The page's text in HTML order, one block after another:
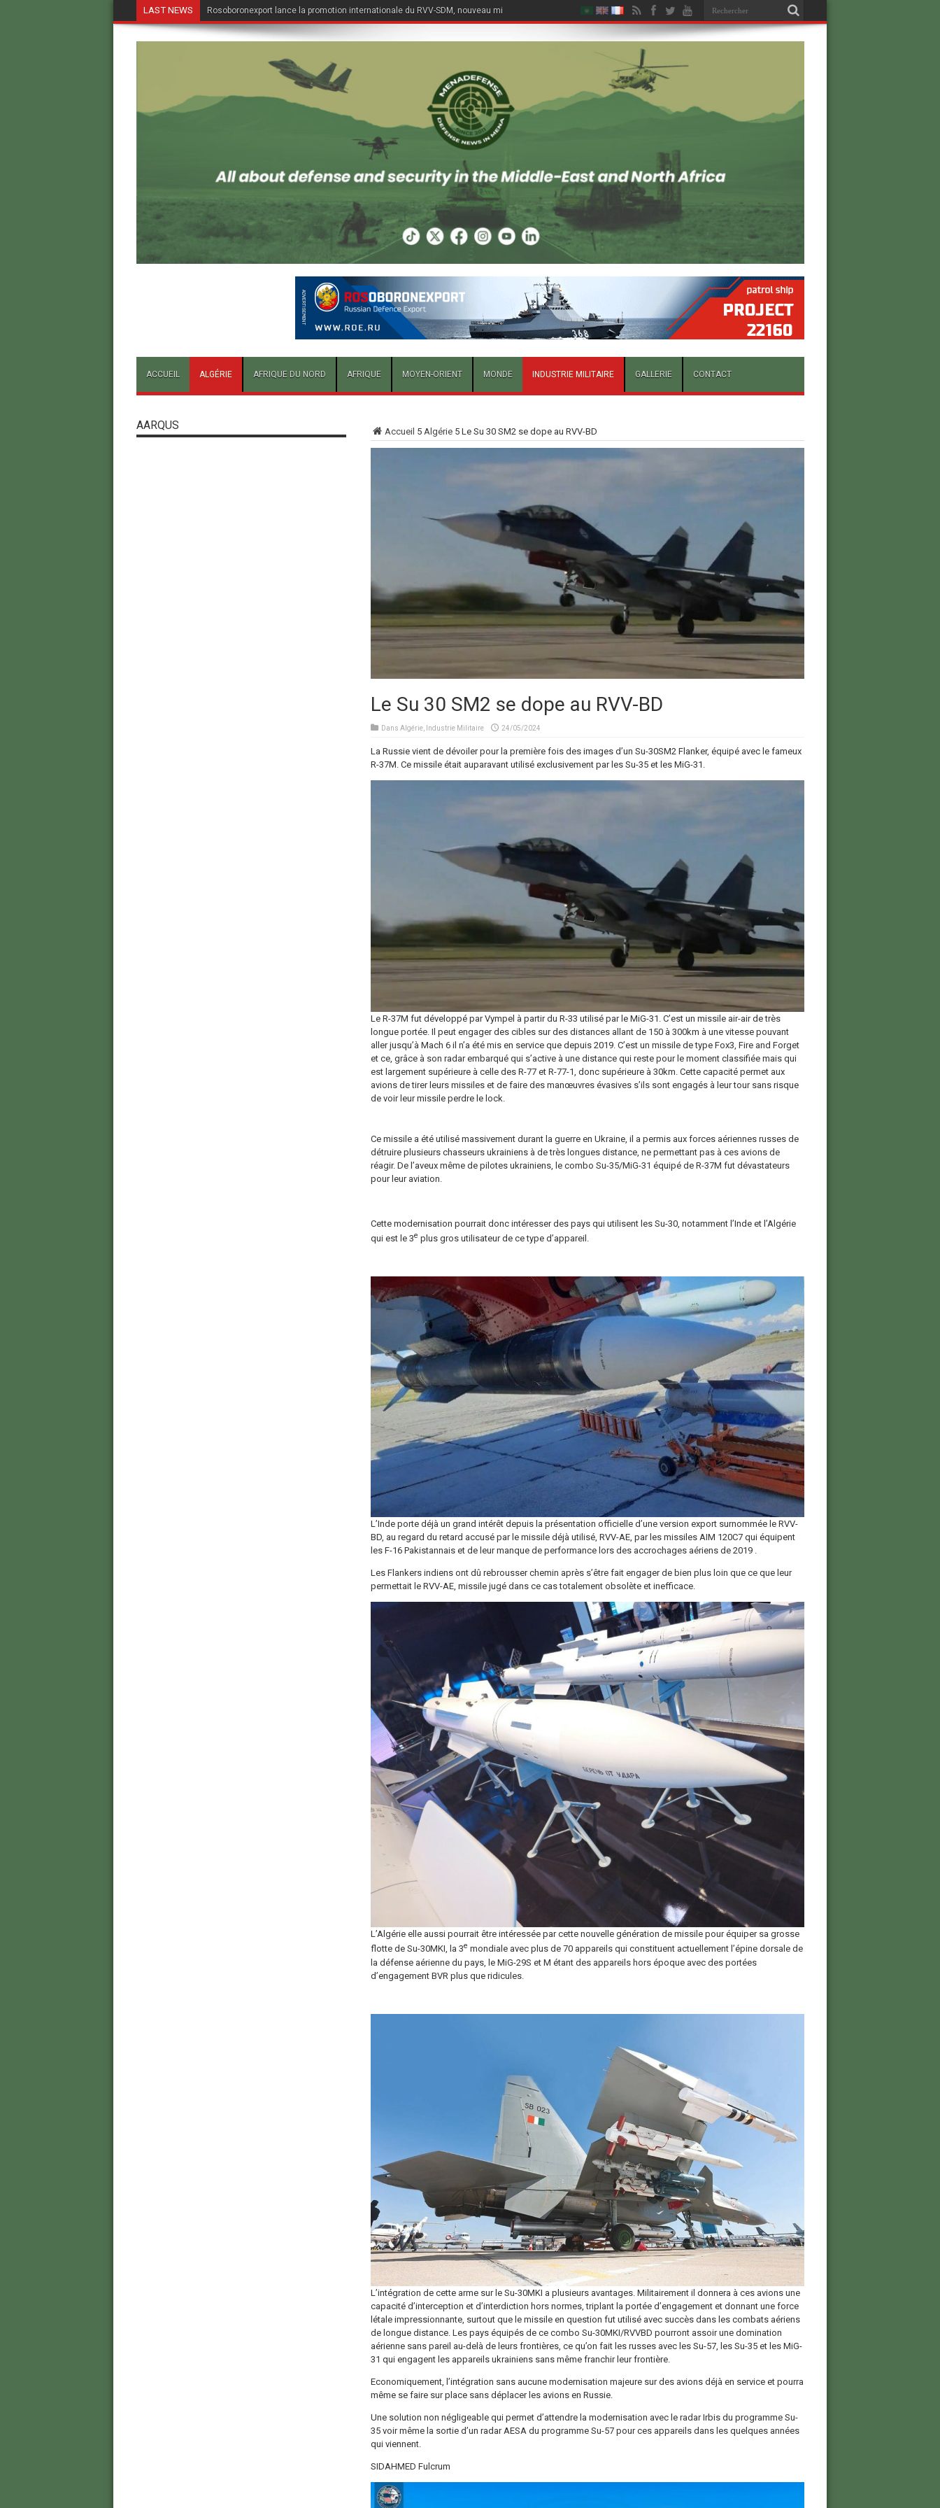
LAST NEWS Rosoboronexport lance la promotion internationale du RVV-SDM, nouveau missile air-air du Su-57E
ACCUEIL ALGÉRIE AFRIQUE DU NORD AFRIQUE MOYEN-ORIENT MONDE INDUSTRIE MILITAIRE GALLERIE CONTACT
Accueil 5 Algérie5 Le Su 30 SM2 se dope au RVV-BD
Le Su 30 SM2 se dope au RVV-BD
Dans Algérie, Industrie Militaire 24/05/2024
La Russie vient de dévoiler pour la première fois des images d’un Su-30SM2 Flanker, équipé avec le fameux
R-37M. Ce missile était auparavant utilisé exclusivement par les Su-35 et les MiG-31.
Le R-37M fut développé par Vympel à partir du R-33 utilisé par le MiG-31. C’est un missile air-air de très
longue portée. Il peut engager des cibles sur des distances allant de 150 à 300km à une vitesse pouvant
aller jusqu’à Mach 6 il n’a été mis en service que depuis 2019. C’est un missile de type Fox3, Fire and Forget
et ce, grâce à son radar embarqué qui s’active à une distance qui reste pour le moment classifiée mais qui
est largement supérieure à celle des R-77 et R-77-1, donc supérieure à 30km. Cette capacité permet aux
avions de tirer leurs missiles et de faire des manœuvres évasives s’ils sont engagés à leur tour sans risque
de voir leur missile perdre le lock.
Ce missile a été utilisé massivement durant la guerre en Ukraine, il a permis aux forces aériennes russes de
détruire plusieurs chasseurs ukrainiens à de très longues distance, ne permettant pas à ces avions de
réagir. De l’aveux même de pilotes ukrainiens, le combo Su-35/MiG-31 équipé de R-37M fut dévastateurs
pour leur aviation.
Cette modernisation pourrait donc intéresser des pays qui utilisent les Su-30, notamment l’Inde et l’Algérie
qui est le 3e plus gros utilisateur de ce type d’appareil.
L’Inde porte déjà un grand intérêt depuis la présentation officielle d’une version export surnommée le RVV-
BD, au regard du retard accusé par le missile déjà utilisé, RVV-AE, par les missiles AIM 120C7 qui équipent
les F-16 Pakistannais et de leur manque de performance lors des accrochages aériens de 2019 .
Les Flankers indiens ont dû rebrousser chemin après s’être fait engager de bien plus loin que ce que leur
permettait le RVV-AE, missile jugé dans ce cas totalement obsolète et inefficace.
L’Algérie elle aussi pourrait être intéressée par cette nouvelle génération de missile pour équiper sa grosse
flotte de Su-30MKI, la 3e mondiale avec plus de 70 appareils qui constituent actuellement l’épine dorsale de
la défense aérienne du pays, le MiG-29S et M étant des appareils hors époque avec des portées
d’engagement BVR plus que ridicules.
L’intégration de cette arme sur le Su-30MKI a plusieurs avantages. Militairement il donnera à ces avions une
capacité d’interception et d’interdiction hors normes, triplant la portée d’engagement et donnant une force
létale impressionnante, surtout que le missile en question fut utilisé avec succès dans les combats aériens
de longue distance. Les pays équipés de ce combo Su-30MKI/RVVBD pourront assoir une domination
aérienne sans pareil au-delà de leurs frontières, ce qu’on fait les russes avec les Su-57, les Su-35 et les MiG-
31 qui engagent les appareils ukrainiens sans même franchir leur frontière.
Economiquement, l’intégration sans aucune modernisation majeure sur des avions déjà en service et pourra
même se faire sur place sans déplacer les avions en Russie.
Une solution non négligeable qui permet d’attendre la modernisation avec le radar Irbis du programme Su-
35 voir même la sortie d’un radar AESA du programme Su-57 pour ces appareils dans les quelques années
qui viennent.
SIDAHMED Fulcrum
AARQUS